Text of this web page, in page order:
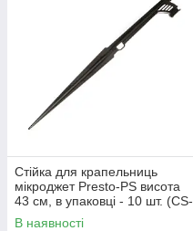
Стійка для крапельниць
мікроджет Presto-PS висота
43 см, в упаковці - 10 шт. (CS-
0143)
В наявності